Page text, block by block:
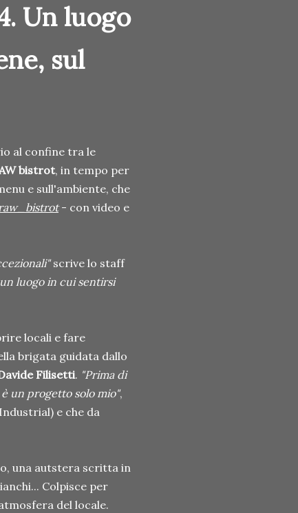
Un luogo
sul
al confine tra le
bistrot, in tempo per
e sull'ambiente, che
- con video e
scrive lo staff
luogo in cui sentirsi
locali e fare
brigata guidata dallo
Filisetti. "Prima di
un progetto solo mio",
e che da
una autstera scritta in
Colpisce per
del locale.